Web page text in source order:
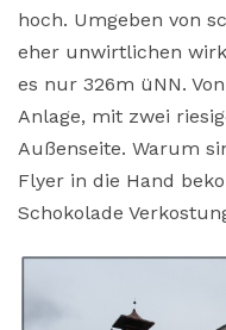
hoch. Umgeben von
eher unwirtlichen
es nur 326m üNN.
Anlage, mit zwei
Außenseite. Warum
Flyer in die Hand
Schokolade